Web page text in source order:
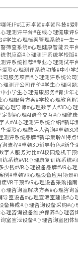
吒IP#江苏卓顿#卓顿科技#
理测评平台#在线心理健康
#学生心理档案管理系统#一
筛查系统#心理健康智能云
供应商#心理测评系统学校
评系统推荐#专业心理测试
聆心理测评系统功能#中小
司服务项目#心理测评系统公
理测评公司评价#学生心理问
小学生心理健康服务#青少
理服务方案#学校心理教育
心理导师#心理数字人#3D心
制#心理AI语音交互#心理健
人#AI心理测评系统介绍#新
爱聆心理数字人咨询#卓顿
测评系统品牌#新华爱聆AI特
询流程#卓顿3D辅导特色#新
字人服务对比#AI校园危机干
练系统#VR心理康复训练系统
少钱#VR心理设备品牌#VR心
例#卓顿VR心理设备应用场景
VR干预#VR心理设备采购指
理咨询室解决方案#心理咨
导室设备#心理宣泄室建设#
备集成#心理咨询设备采购#
理咨询设备维护保养#心理
室宣泄设备#心理咨询室团体